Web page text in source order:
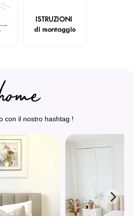
con il nostro hashtag !